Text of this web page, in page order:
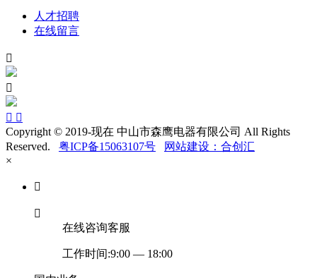
人才招聘
在线留言


 
Copyright © 2019-现在 中山市森鹰电器有限公司 All Rights
Reserved.
粤ICP备15063107号
网站建设：合创汇
×


在线咨询客服
工作时间:9:00 — 18:00